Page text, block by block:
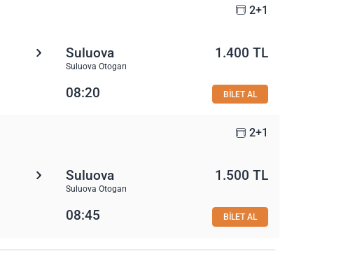
2+1
Suluova
Suluova Otogarı
1.400 TL
08:20 BİLET AL
2+1
Suluova
Suluova Otogarı
1.500 TL
08:45 BİLET AL